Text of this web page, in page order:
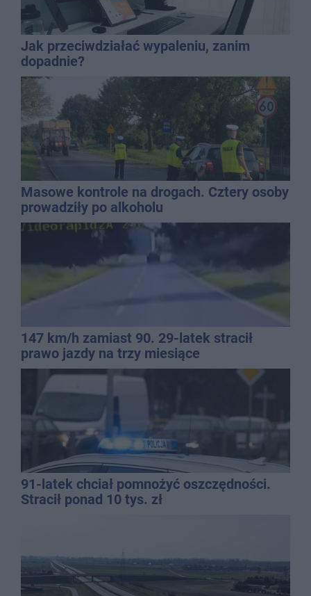
Jak przeciwdziałać wypaleniu, zanim
dopadnie?
Masowe kontrole na drogach. Cztery osoby
prowadziły po alkoholu
147 km/h zamiast 90. 29-latek stracił
prawo jazdy na trzy miesiące
91-latek chciał pomnożyć oszczędności.
Stracił ponad 10 tys. zł